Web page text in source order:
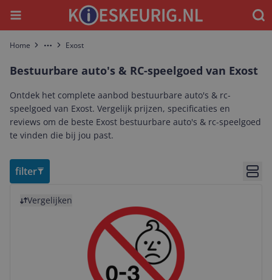
Menu
Home More Exost
Bestuurbare auto's & RC-speelgoed van Exost
Ontdek het complete aanbod bestuurbare auto's & rc-
speelgoed van Exost. Vergelijk prijzen, specificaties en
reviews om de beste Exost bestuurbare auto's & rc-speelgoed
te vinden die bij jou past.
filter
Vergelijken